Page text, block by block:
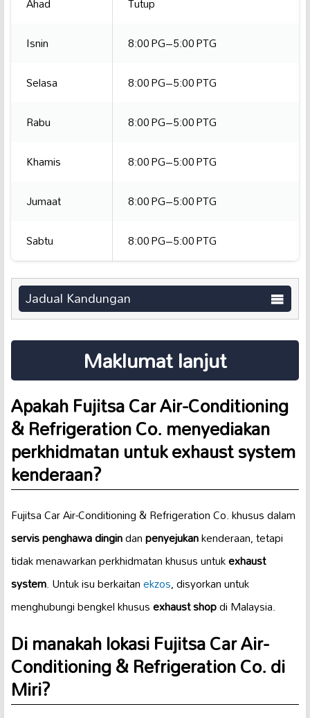
Isnin
8:00 PG–5:00 PTG
Selasa
8:00 PG–5:00 PTG
Rabu
8:00 PG–5:00 PTG
Khamis
8:00 PG–5:00 PTG
Jumaat
8:00 PG–5:00 PTG
Sabtu
8:00 PG–5:00 PTG
Jadual Kandungan
Maklumat lanjut
Apakah Fujitsa Car Air-Conditioning
& Refrigeration Co. menyediakan
perkhidmatan untukexhaust system
kenderaan?
Fujitsa Car Air-Conditioning & Refrigeration Co. khusus dalam
servis penghawa dingindanpenyejukankenderaan, tetapi
tidak menawarkan perkhidmatan khusus untukexhaust
system. Untuk isu berkaitanekzos, disyorkan untuk
menghubungi bengkel khususexhaust shopdi Malaysia.
Di manakah lokasi Fujitsa Car Air-
Conditioning & Refrigeration Co. di
Miri?